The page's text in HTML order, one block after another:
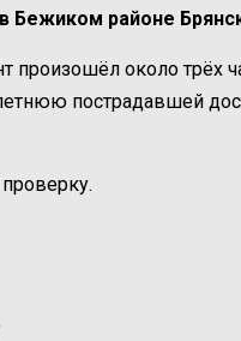
Бежиком районе
около трёх
пострадавшей